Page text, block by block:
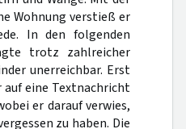
Wohnung verstieß er
In den folgenden
trotz zahlreicher
unerreichbar. Erst
eine Textnachricht
er darauf verwies,
zu haben. Die